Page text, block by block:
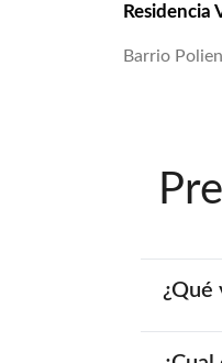
Residencia
Barrio
¿Qué